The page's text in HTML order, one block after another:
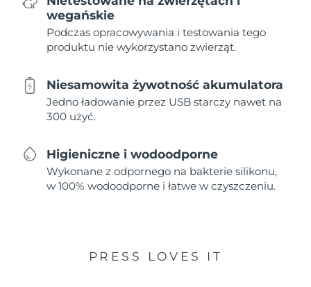
wegańskie
Podczas opracowywania i testowania tego
produktu nie wykorzystano zwierząt.
Niesamowita żywotność akumulatora
Jedno ładowanie przez USB starczy nawet na
300 użyć.
Higieniczne i wodoodporne
Wykonane z odpornego na bakterie silikonu,
w 100% wodoodporne i łatwe w czyszczeniu.
PRESS LOVES IT